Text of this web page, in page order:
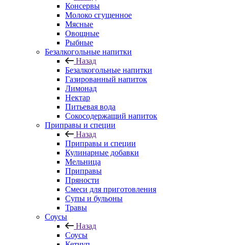
Консервы
Молоко сгущенное
Мясные
Овощные
Рыбные
Безалкогольные напитки
Назад
Безалкогольные напитки
Газированный напиток
Лимонад
Нектар
Питьевая вода
Сокосодержащий напиток
Приправы и специи
Назад
Приправы и специи
Кулинарные добавки
Мельница
Приправы
Пряности
Смеси для приготовления
Супы и бульоны
Травы
Соусы
Назад
Соусы